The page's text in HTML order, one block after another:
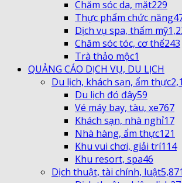
Chăm sóc da, mặt229
Thực phẩm chức năng
Dịch vụ spa, thẩm mỹ
Chăm sóc tóc, cơ thể243
Trà thảo mộc1
QUẢNG CÁO DỊCH VỤ, DU LỊCH
Du lịch, khách sạn, ẩm thực
Du lịch đó đây59
Vé máy bay, tàu, xe767
Khách sạn, nhà nghỉ17
Nhà hàng, ẩm thực121
Khu vui chơi, giải trí114
Khu resort, spa46
Dịch thuật, tài chính, luật5,871